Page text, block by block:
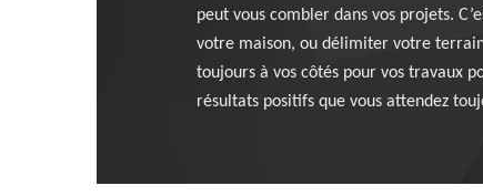
peut vous combler dans vos projets.
votre maison, ou délimiter votre
toujours à vos côtés pour vos travaux
résultats positifs que vous attendez